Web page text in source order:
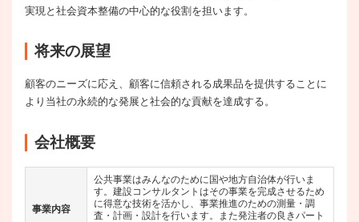
実現と社会資本整備の中心的な役割を担います。
将来の展望
顧客のニーズに応え、顧客に信頼される成果品を提供することに
より当社の永続的な発展と社会的な貢献を達成する。
会社概要
事業内容
公共事業はみんなのために国や地方自治体が行いま
す。建設コンサルタントはその事業を完成させるため
に得意な技術を活かし、事業推進のための測量・調
査・計画・設計を行います。また発注者の良きパート